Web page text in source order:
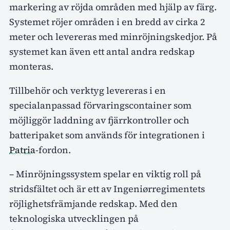
markering av röjda områden med hjälp av färg.
Systemet röjer områden i en bredd av cirka 2
meter och levereras med minröjningskedjor. På
systemet kan även ett antal andra redskap
monteras.
Tillbehör och verktyg levereras i en
specialanpassad förvaringscontainer som
möjliggör laddning av fjärrkontroller och
batteripaket som används för integrationen i
Patria-fordon.
– Minröjningssystem spelar en viktig roll på
stridsfältet och är ett av Ingeniørregimentets
röjlighetsfrämjande redskap. Med den
teknologiska utvecklingen på